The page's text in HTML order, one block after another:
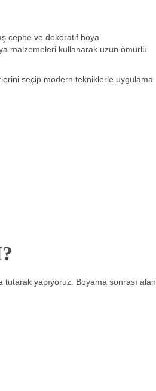
cephe ve dekoratif boya
malzemeleri kullanarak uzun ömürlü
seçip modern tekniklerle uygulama
yapıyoruz. Boyama sonrası alan